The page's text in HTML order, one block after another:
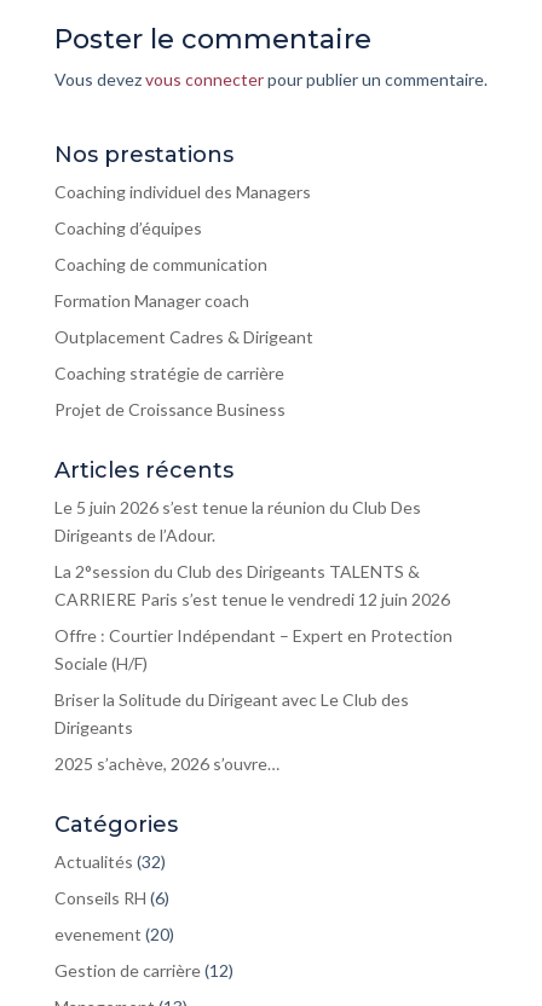
Poster le commentaire
Vous devezvous connecterpour publier un commentaire.
Nos prestations
Coaching individuel des Managers
Coaching d’équipes
Coaching de communication
Formation Manager coach
Outplacement Cadres & Dirigeant
Coaching stratégie de carrière
Projet de Croissance Business
Articles récents
Le 5 juin 2026 s’est tenue la réunion du Club Des
Dirigeants de l’Adour.
La 2°session du Club des Dirigeants TALENTS &
CARRIERE Paris s’est tenue le vendredi 12 juin 2026
Offre : Courtier Indépendant – Expert en Protection
Sociale (H/F)
Briser la Solitude du Dirigeant avec Le Club des
Dirigeants
2025 s’achève, 2026 s’ouvre…
Catégories
Actualités (32)
Conseils RH (6)
evenement (20)
Gestion de carrière(12)